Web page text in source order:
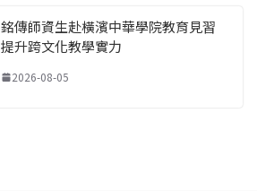
銘傳師資生赴橫濱中華學院教育見習
提升跨文化教學實力
2026-08-05